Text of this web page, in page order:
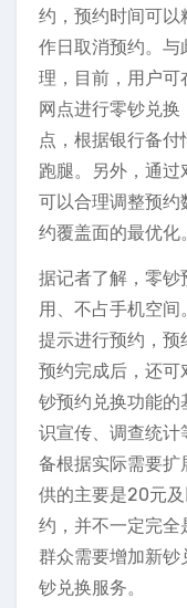
约，预约时间可以
作日取消预约。与
理，目前，用户可
网点进行零钞兑
点，根据银行备
跑腿。另外，通
可以合理调整预约
约覆盖面的最优化。
据记者了解，零钞
用、不占手机空
提示进行预约，预
预约完成后，还可
钞预约兑换功能的
识宣传、调查统计
备根据实际需要扩
供的主要是20元
约，并不一定完全
群众需要增加新钞
钞兑换服务。